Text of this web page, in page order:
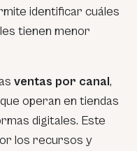
identificar cuáles
tienen menor
ventas por canal,
operan en tiendas
digitales. Este
los recursos y